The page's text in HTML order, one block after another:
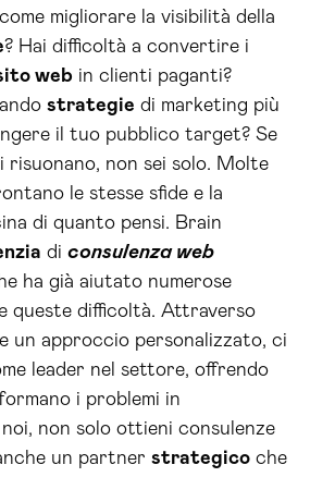
migliorare la visibilità della
? Hai difficoltà a convertire i
web in clienti paganti?
strategie di marketing più
il tuo pubblico target? Se
risuonano, non sei solo. Molte
le stesse sfide e la
di quanto pensi. Brain
di consulenza web
ha già aiutato numerose
queste difficoltà. Attraverso
un approccio personalizzato, ci
leader nel settore, offrendo
i problemi in
non solo ottieni consulenze
un partner strategico che